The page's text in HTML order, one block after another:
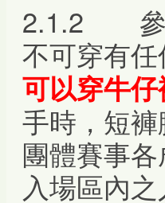
2.1.2 參
不可穿有
可以穿牛
手時，短
團體賽事
入場區內